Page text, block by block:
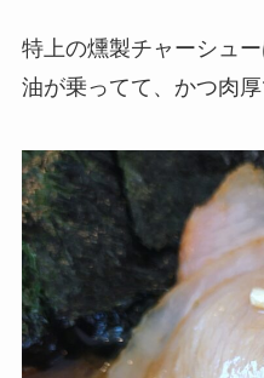
特上の燻製チャーシュ
油が乗ってて、かつ肉厚